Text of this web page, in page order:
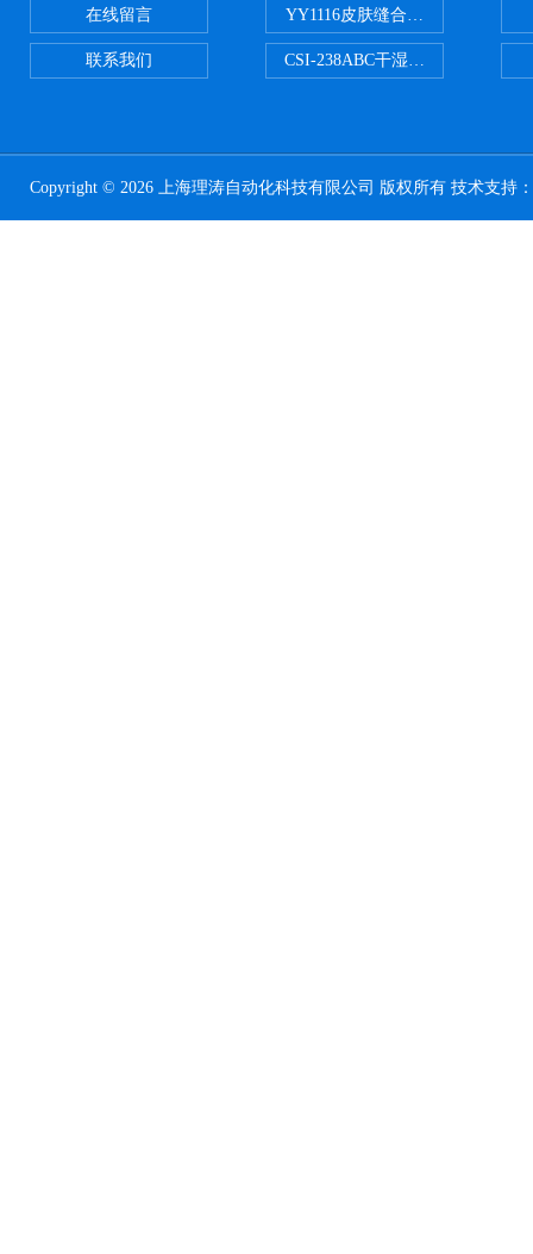
在线留言
联系我们
YY1116皮肤缝合线线径测量仪
CSI-238ABC干湿电动摩擦色牢度
Copyright © 2026 上海理涛自动化科技有限公司 版权所有 技术支持：